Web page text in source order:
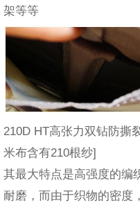
架等等
210D HT高张力双钻防
米布含有210根纱]
其最大特点是高强度的编
耐磨，而由于织物的密度